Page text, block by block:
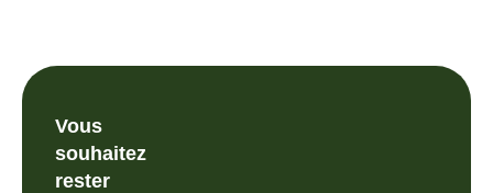
Vous
souhaitez
rester